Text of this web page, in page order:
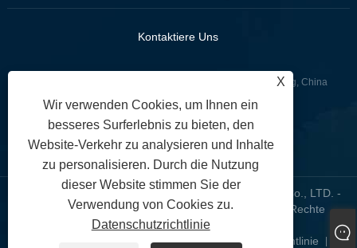
Kontaktiere Uns
:Lianquan Road, Bezirk GuangZhou YueXiu, Guangdong, China
Tel: +86-13902233274(WhatsApp)
: tunofuzhilong@gdtuno.com
Copyright © 2023 Guangzhou Hengsheng Auto Parts Co., LTD. -
Kfz-Sensoren, Kfz-Motorhalterung, Kfz-Filter – Alle Rechte
vorbehalten.
RSS | XML | Datenschutzrichtlinie
X
Wir verwenden Cookies, um Ihnen ein
besseres Surferlebnis zu bieten, den
Website-Verkehr zu analysieren und Inhalte
zu personalisieren. Durch die Nutzung
dieser Website stimmen Sie der
Verwendung von Cookies zu.
Datenschutzrichtlinie